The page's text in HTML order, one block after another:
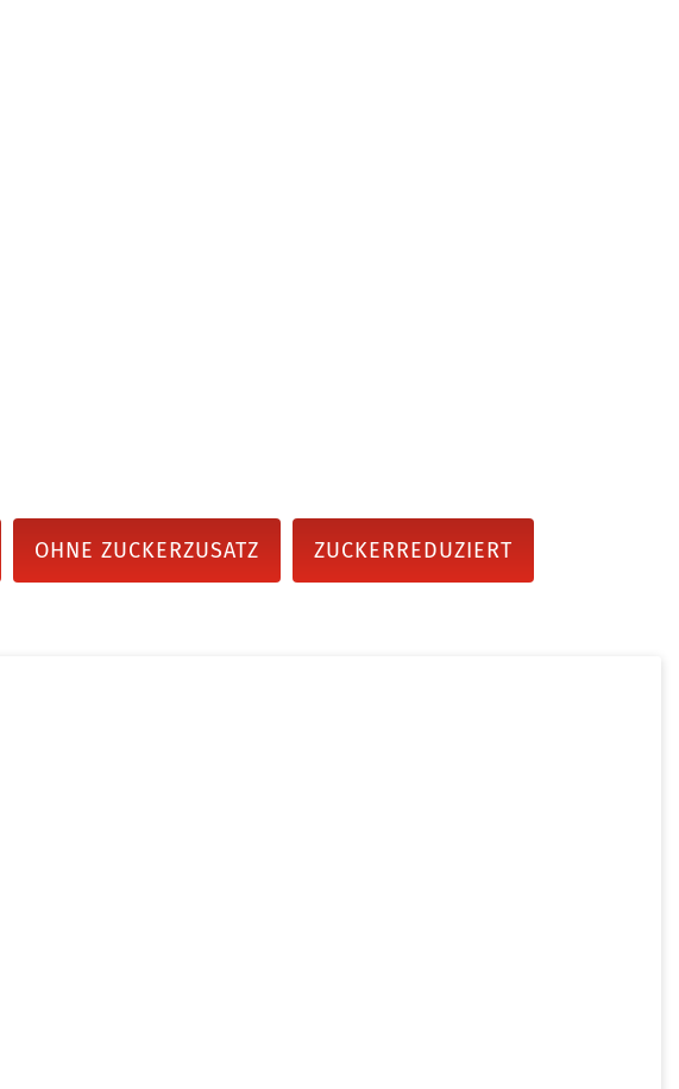
OHNE ZUCKERZUSATZ ZUCKERREDUZIERT